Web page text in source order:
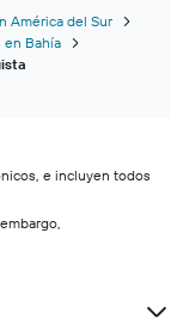
América del Sur
en Bahía
e incluyen todos